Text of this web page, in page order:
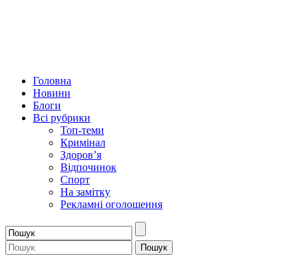
Головна
Новини
Блоги
Всі рубрики
Топ-теми
Кримінал
Здоров’я
Відпочинок
Спорт
На замітку
Рекламні оголошення